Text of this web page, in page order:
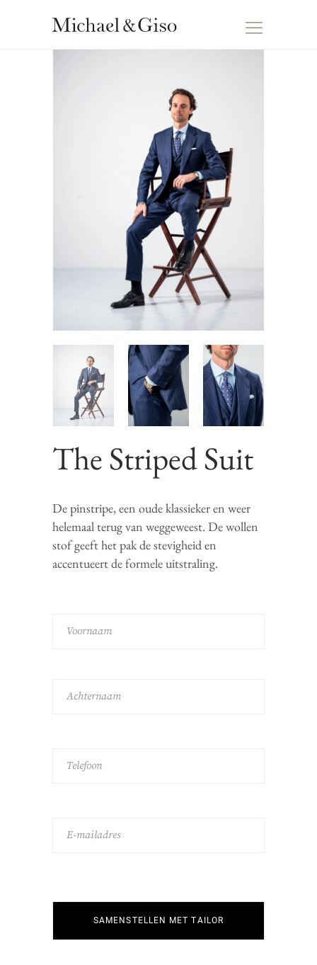
The Striped Suit
De pinstripe, een oude klassieker en weer
helemaal terug van weggeweest. De wollen
stof geeft het pak de stevigheid en
accentueert de formele uitstraling.